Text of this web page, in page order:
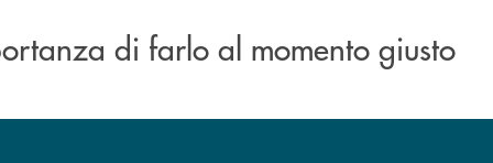
di farlo al momento giusto